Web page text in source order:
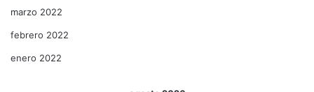
marzo 2022
febrero 2022
enero 2022